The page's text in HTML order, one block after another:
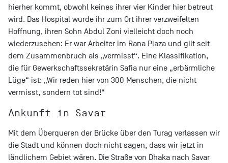
hierher kommt, obwohl keines ihrer vier Kinder hier betreut
wird. Das Hospital wurde ihr zum Ort ihrer verzweifelten
Hoffnung, ihren Sohn Abdul Zoni vielleicht doch noch
wiederzusehen: Er war Arbeiter im Rana Plaza und gilt seit
dem Zusammenbruch als „vermisst“. Eine Klassifikation,
die für Gewerkschaftssekretärin Safia nur eine „erbärmliche
Lüge“ ist: „Wir reden hier von 300 Menschen, die nicht
vermisst, sondern tot sind!“
Ankunft in Savar
Mit dem Überqueren der Brücke über den Turag verlassen wir
die Stadt und können doch nicht sagen, dass wir jetzt in
ländlichem Gebiet wären. Die Straße von Dhaka nach Savar